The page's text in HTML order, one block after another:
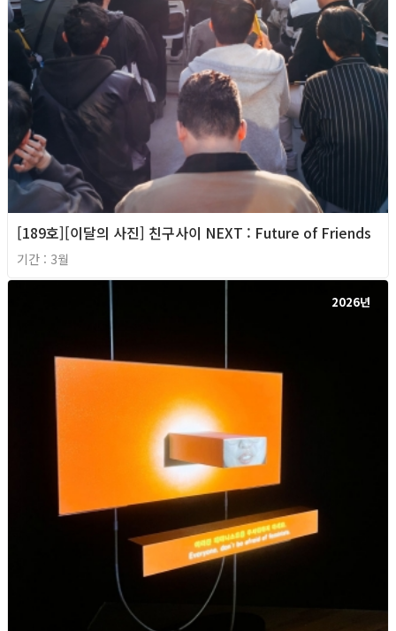
[189호][이달의 사진] 친구사이 NEXT : Future of Friends
기간 : 3월
2026년